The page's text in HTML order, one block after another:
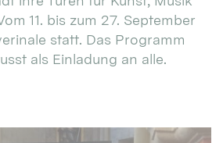
11. bis zum 27. September
statt. Das Programm
als Einladung an alle.